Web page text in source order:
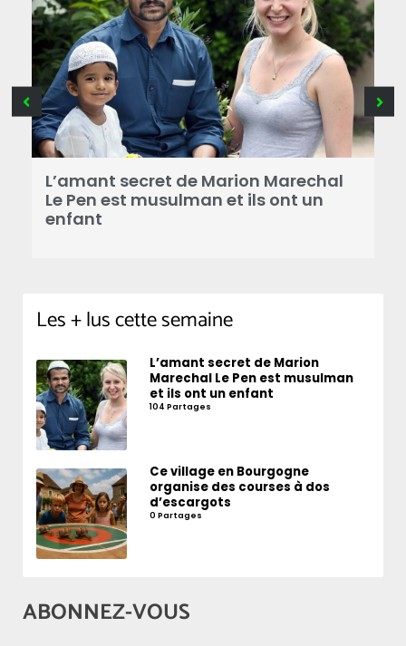
L’amant secret de Marion Marechal
Le Pen est musulman et ils ont un
enfant
Les + lus cette semaine
L’amant secret de Marion
Marechal Le Pen est musulman
et ils ont un enfant
104 Partages
Ce village en Bourgogne
organise des courses à dos
d’escargots
0 Partages
ABONNEZ-VOUS